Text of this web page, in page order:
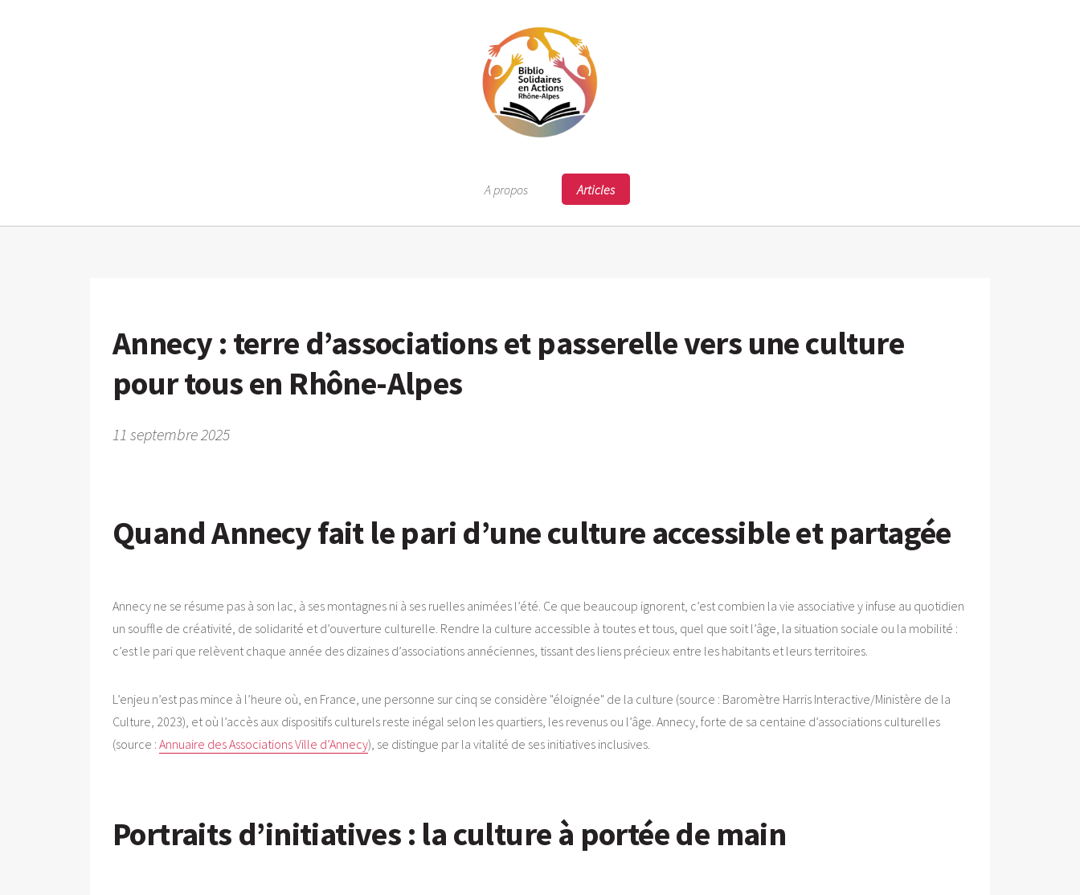
A propos Articles
Annecy : terre d’associations et passerelle vers une culture
pour tous en Rhône-Alpes
11 septembre 2025
Quand Annecy fait le pari d’une culture accessible et partagée
Annecy ne se résume pas à son lac, à ses montagnes ni à ses ruelles animées l’été. Ce que beaucoup ignorent, c’est combien la vie associative y infuse au quotidien
un souffle de créativité, de solidarité et d’ouverture culturelle. Rendre la culture accessible à toutes et tous, quel que soit l’âge, la situation sociale ou la mobilité :
c’est le pari que relèvent chaque année des dizaines d’associations annéciennes, tissant des liens précieux entre les habitants et leurs territoires.
L’enjeu n’est pas mince à l’heure où, en France, une personne sur cinq se considère "éloignée" de la culture (source : Baromètre Harris Interactive/Ministère de la
Culture, 2023), et où l’accès aux dispositifs culturels reste inégal selon les quartiers, les revenus ou l’âge. Annecy, forte de sa centaine d’associations culturelles
(source : Annuaire des Associations Ville d’Annecy), se distingue par la vitalité de ses initiatives inclusives.
Portraits d’initiatives : la culture à portée de main